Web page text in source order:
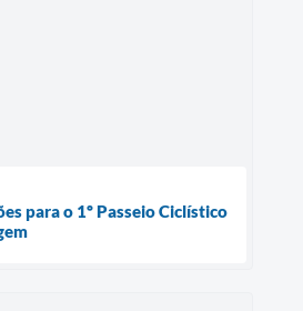
para o 1º Passeio Ciclístico